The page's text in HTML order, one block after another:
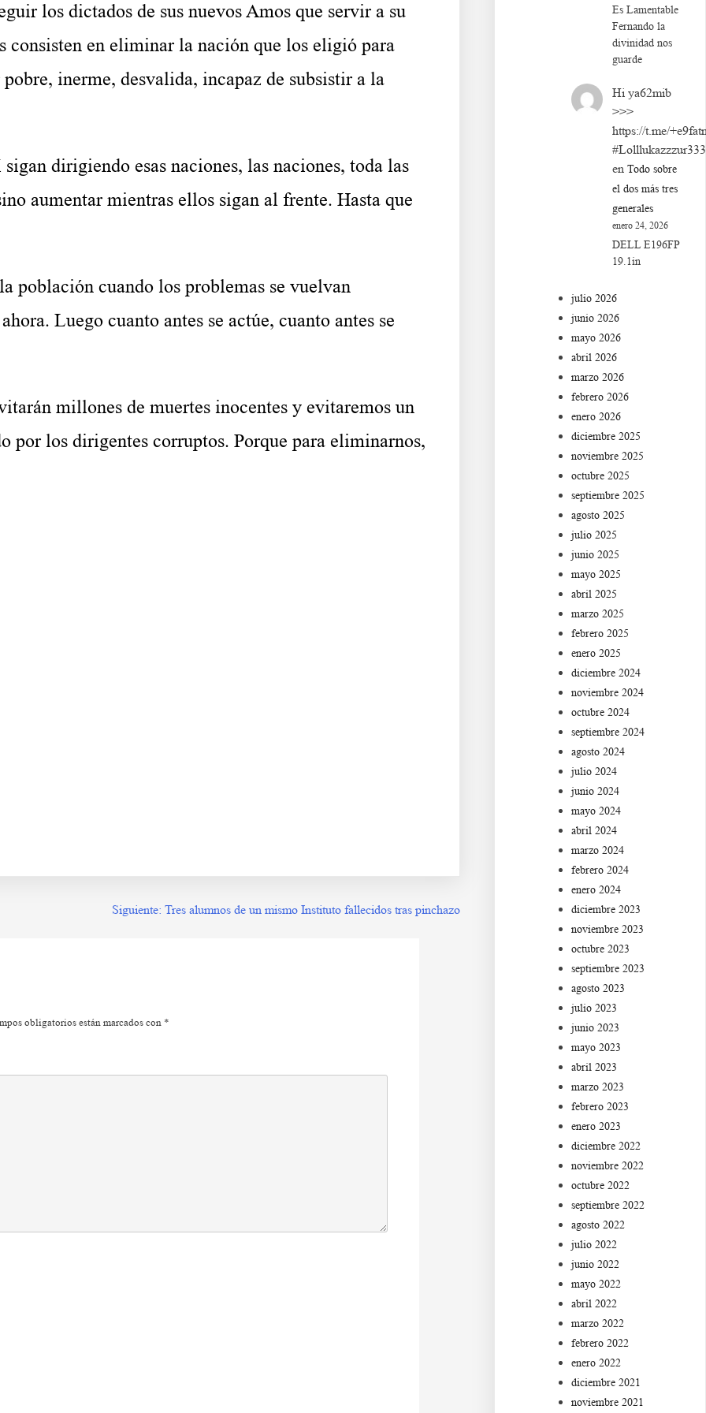
los dictados de sus nuevos Amos que servir a su
consisten en eliminar la nación que los eligió para
inerme, desvalida, incapaz de subsistir a la
sigan dirigiendo esas naciones, las naciones, toda las
aumentar mientras ellos sigan al frente. Hasta que
población cuando los problemas se vuelvan
Luego cuanto antes se actúe, cuanto antes se
millones de muertes inocentes y evitaremos un
por los dirigentes corruptos. Porque para eliminarnos,
Siguiente: Tres alumnos de un mismo Instituto fallecidos tras pinchazo
obligatorios están marcados con *
Es Lamentable
Fernando la
divinidad nos
guarde
Hi ya62mib
>>>
https://t.me/
#Lolllukazzzur333
enTodo sobre
el dos más tres
generales
enero 24, 2026
DELL E196FP
19.1in
julio 2026
junio 2026
mayo 2026
abril 2026
marzo 2026
febrero 2026
enero 2026
diciembre 2025
noviembre 2025
octubre 2025
septiembre 2025
agosto 2025
julio 2025
junio 2025
mayo 2025
abril 2025
marzo 2025
febrero 2025
enero 2025
diciembre 2024
noviembre 2024
octubre 2024
septiembre 2024
agosto 2024
julio 2024
junio 2024
mayo 2024
abril 2024
marzo 2024
febrero 2024
enero 2024
diciembre 2023
noviembre 2023
octubre 2023
septiembre 2023
agosto 2023
julio 2023
junio 2023
mayo 2023
abril 2023
marzo 2023
febrero 2023
enero 2023
diciembre 2022
noviembre 2022
octubre 2022
septiembre 2022
agosto 2022
julio 2022
junio 2022
mayo 2022
abril 2022
marzo 2022
febrero 2022
enero 2022
diciembre 2021
noviembre 2021